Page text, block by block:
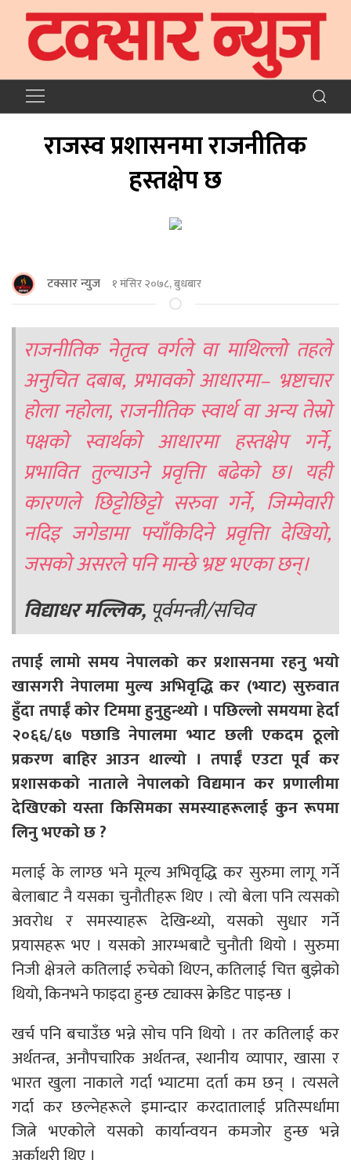
राजस्व प्रशासनमा राजनीतिक
हस्तक्षेप छ
टक्सार न्युज १ मंसिर २०७८, बुधबार
राजनीतिक नेतृत्व वर्गले वा माथिल्लो तहले
अनुचित दबाब, प्रभावको आधारमा– भ्रष्टाचार
होला नहोला, राजनीतिक स्वार्थ वा अन्य तेस्रो
पक्षको स्वार्थको आधारमा हस्तक्षेप गर्ने,
प्रभावित तुल्याउने प्रवृत्तिा बढेको छ। यही
कारणले छिट्टोछिट्टो सरुवा गर्ने, जिम्मेवारी
नदिइ जगेडामा फ्याँकिदिने प्रवृत्तिा देखियो,
जसको असरले पनि मान्छे भ्रष्ट भएका छन्।
विद्याधर मल्लिक, पूर्वमन्त्री/सचिव
तपाई लामो समय नेपालको कर प्रशासनमा रहनु भयो
खासगरी नेपालमा मुल्य अभिवृद्धि कर (भ्याट) सुरुवात
हुँदा तपाईँ कोर टिममा हुनुहुन्थ्यो । पछिल्लो समयमा हेर्दा
२०६६/६७ पछाडि नेपालमा भ्याट छली एकदम ठूलो
प्रकरण बाहिर आउन थाल्यो । तपाईँ एउटा पूर्व कर
प्रशासकको नाताले नेपालको विद्यमान कर प्रणालीमा
देखिएको यस्ता किसिमका समस्याहरूलाई कुन रूपमा
लिनु भएको छ ?
मलाई के लाग्छ भने मूल्य अभिवृद्धि कर सुरुमा लागू गर्ने
बेलाबाट नै यसका चुनौतीहरू थिए । त्यो बेला पनि त्यसको
अवरोध र समस्याहरू देखिन्थ्यो, यसको सुधार गर्ने
प्रयासहरू भए । यसको आरम्भबाटै चुनौती थियो । सुरुमा
निजी क्षेत्रले कतिलाई रुचेको थिएन, कतिलाई चित्त बुझेको
थियो, किनभने फाइदा हुन्छ ट्याक्स क्रेडिट पाइन्छ ।
खर्च पनि बचाउँछ भन्ने सोच पनि थियो । तर कतिलाई कर
अर्थतन्त्र, अनौपचारिक अर्थतन्त्र, स्थानीय व्यापार, खासा र
भारत खुला नाकाले गर्दा भ्याटमा दर्ता कम छन् । त्यसले
गर्दा कर छल्नेहरूले इमान्दार करदातालाई प्रतिस्पर्धामा
जित्ने भएकोले यसको कार्यान्वयन कमजोर हुन्छ भन्ने